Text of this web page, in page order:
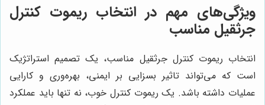
ویژگی‌های مهم در انتخاب ریموت کنترل
جرثقیل مناسب
انتخاب ریموت کنترل جرثقیل مناسب، یک تصمیم استراتژیک
است که می‌تواند تاثیر بسزایی بر ایمنی، بهره‌وری و کارایی
عملیات داشته باشد. یک ریموت کنترل خوب، نه تنها باید عملکرد